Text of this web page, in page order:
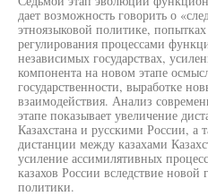
дает возможность говорить о
этноязыковой политике, попытках
регулирования процессами
независимых государствах,
компонента на новом этапе
государственности, выработке
взаимодействия. Анализ
этапе показывает увеличение
Казахстана и русскими России, а
дистанции между казахами
усиление ассимилятивных
казахов России вследствие новой
политики.